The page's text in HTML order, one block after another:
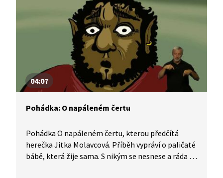
04:07
Pohádka: O napáleném čertu
Pohádka O napáleném čertu, kterou předčítá
herečka Jitka Molavcová. Příběh vypráví o paličaté
bábě, která žije sama. S nikým se nesnese a ráda se